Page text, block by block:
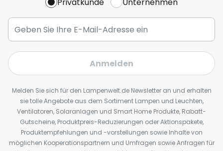
Anmelden
Melden Sie sich für den Lampenwelt.de Newsletter an und erhalten
sie tolle Angebote aus dem Sortiment Lampen und Leuchten,
Ventilatoren, Solaranlagen und Smart Home Produkte, Rabatt-
Gutscheine, Produktpreis-Reduzierungen oder Aktionspakete,
Produktempfehlungen und -vorstellungen sowie Inhalte von
möglichen Kooperationspartnern und Umfragen sowie Anfragen für